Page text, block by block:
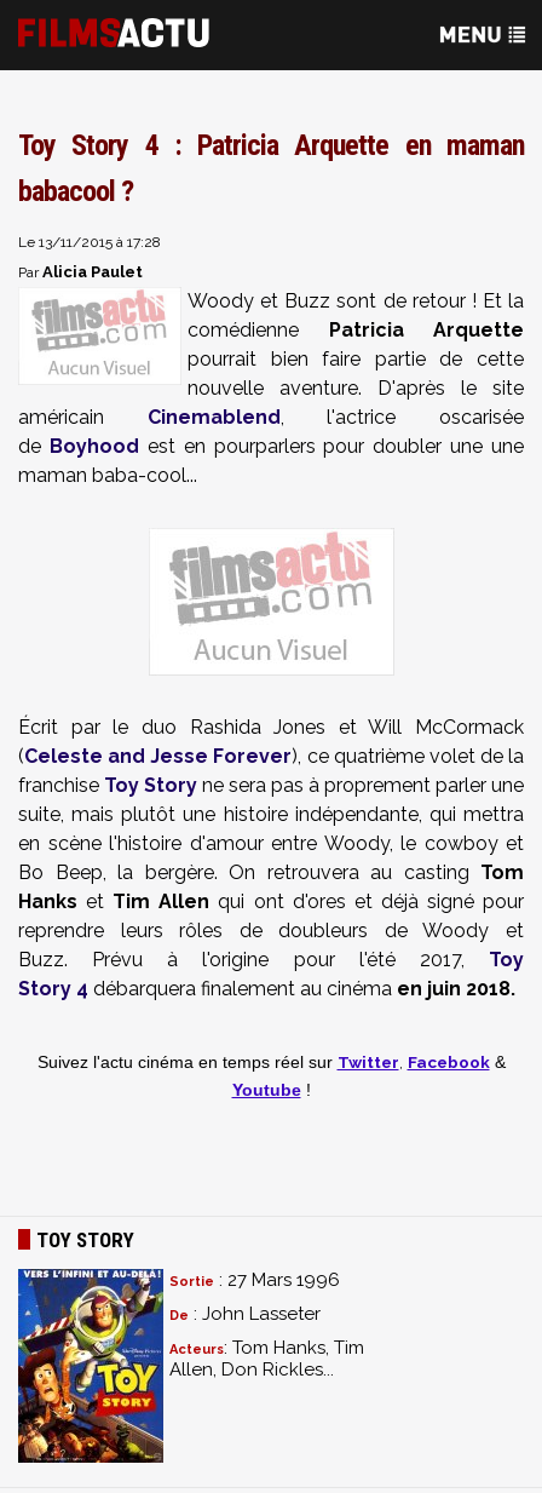
Toy Story 4 : Patricia Arquette en maman
babacool ?
Le 13/11/2015 à 17:28
ParAlicia Paulet
Woody et Buzz sont de retour ! Et la
comédienne Patricia Arquette
pourrait bien faire partie de cette
nouvelle aventure. D'après le site
américain Cinemablend, l'actrice oscarisée
de Boyhood est en pourparlers pour doubler une une
maman baba-cool...
Écrit par le duo Rashida Jones et Will McCormack
(Celeste and Jesse Forever), ce quatrième volet de la
franchise Toy Story ne sera pas à proprement parler une
suite, mais plutôt une histoire indépendante, qui mettra
en scène l'histoire d'amour entre Woody, le cowboy et
Bo Beep, la bergère. On retrouvera au casting Tom
Hanks et Tim Allen qui ont d'ores et déjà signé pour
reprendre leurs rôles de doubleurs de Woody et
Buzz. Prévu à l'origine pour l'été 2017, Toy
Story 4 débarquera finalement au cinéma en juin 2018.
Suivez l'actu cinéma en temps réel sur Twitter Facebook&
Youtube!
TOY STORY
Sortie : 27 Mars 1996
De : John Lasseter
Acteurs: Tom Hanks, Tim
Allen, Don Rickles...